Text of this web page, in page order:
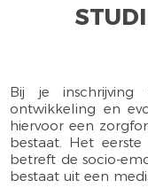
Bij je
ontwikkeling en
hiervoor een
bestaat. Het
betreft de socio-
bestaat uit een